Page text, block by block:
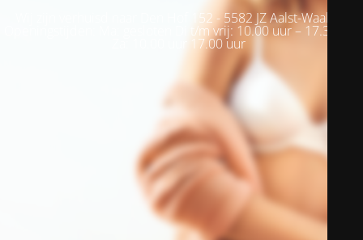
Wij zijn verhuisd naar Den Hof 152 - 5582 JZ Aalst-Waalre -
Openingstijden: Ma: gesloten Di t/m vrij: 10.00 uur – 17.30 uur
Za: 10.00 uur 17.00 uur